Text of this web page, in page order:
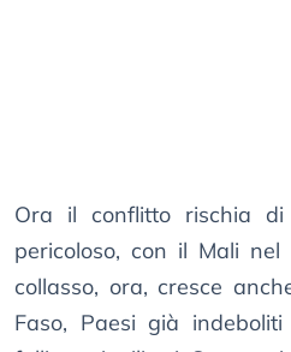
Ora il conflitto rischia
pericoloso, con il Mali
collasso, ora, cresce
Faso, Paesi già